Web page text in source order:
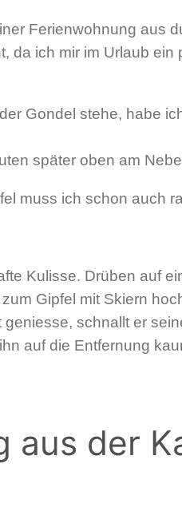
Ferienwohnung aus
da ich mir im Urlaub
Gondel stehe, habe
später oben am
muss ich schon auch
Kulisse. Drüben auf
Gipfel mit Skiern
schnallt er
auf die Entfernung
aus der